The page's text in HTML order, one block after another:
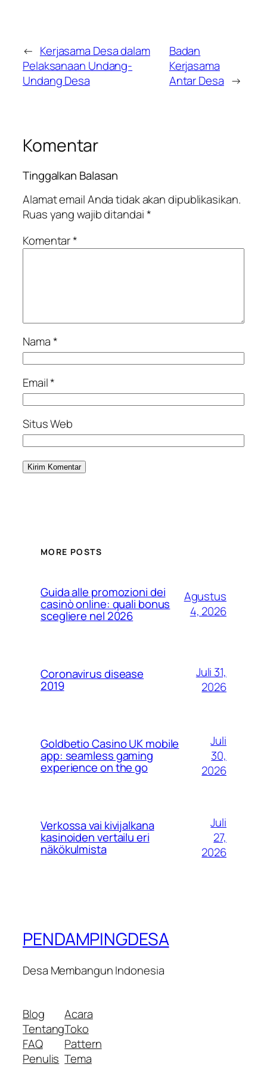
← Kerjasama Desa dalam
Pelaksanaan Undang-
Undang Desa
Badan
Kerjasama
Antar Desa →
Komentar
Tinggalkan Balasan
Alamat email Anda tidak akan dipublikasikan.
Ruas yang wajib ditandai*
Komentar*
Nama*
Email*
Situs Web
MORE POSTS
Guida alle promozioni dei
casinò online: quali bonus
scegliere nel 2026
Agustus
4, 2026
Coronavirus disease
2019
Juli 31,
2026
Goldbetio Casino UK mobile
app: seamless gaming
experience on the go
Juli
30,
2026
Verkossa vai kivijalkana
kasinoiden vertailu eri
näkökulmista
Juli
27,
2026
PENDAMPINGDESA
Desa Membangun Indonesia
Blog
Tentang
FAQ
Penulis
Acara
Toko
Pattern
Tema